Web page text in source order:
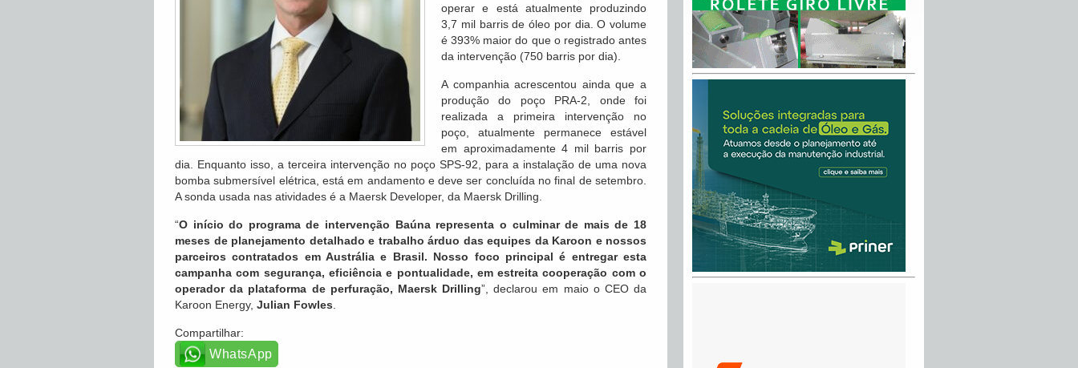
operar e está atualmente produzindo
3,7 mil barris de óleo por dia. O volume
é 393% maior do que o registrado antes
da intervenção (750 barris por dia).
A companhia acrescentou ainda que a
produção do poço PRA-2, onde foi
realizada a primeira intervenção no
poço, atualmente permanece estável
em aproximadamente 4 mil barris por
dia. Enquanto isso, a terceira intervenção no poço SPS-92, para a instalação de uma nova
bomba submersível elétrica, está em andamento e deve ser concluída no final de setembro.
A sonda usada nas atividades é a Maersk Developer, da Maersk Drilling.
“O início do programa de intervenção Baúna representa o culminar de mais de 18
meses de planejamento detalhado e trabalho árduo das equipes da Karoon e nossos
parceiros contratados em Austrália e Brasil. Nosso foco principal é entregar esta
campanha com segurança, eficiência e pontualidade, em estreita cooperação com o
operador da plataforma de perfuração, Maersk Drilling”, declarou em maio o CEO da
Karoon Energy, Julian Fowles
Compartilhar:
WhatsApp